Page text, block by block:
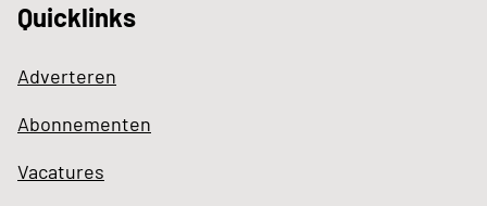
Quicklinks
Adverteren
Abonnementen
Vacatures